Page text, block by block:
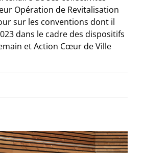
Opération de Revitalisation
sur les conventions dont il
dans le cadre des dispositifs
et Action Cœur de Ville